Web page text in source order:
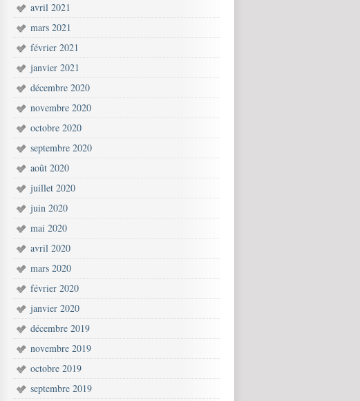
avril 2021
mars 2021
février 2021
janvier 2021
décembre 2020
novembre 2020
octobre 2020
septembre 2020
août 2020
juillet 2020
juin 2020
mai 2020
avril 2020
mars 2020
février 2020
janvier 2020
décembre 2019
novembre 2019
octobre 2019
septembre 2019